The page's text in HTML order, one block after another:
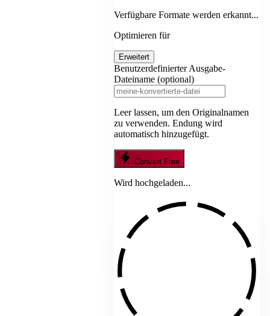
Verfügbare Formate werden erkannt...
Optimieren für
Erweitert
Benutzerdefinierter Ausgabe-
Dateiname (optional)
Leer lassen, um den Originalnamen
zu verwenden. Endung wird
automatisch hinzugefügt.
Convert Free
Wird hochgeladen...